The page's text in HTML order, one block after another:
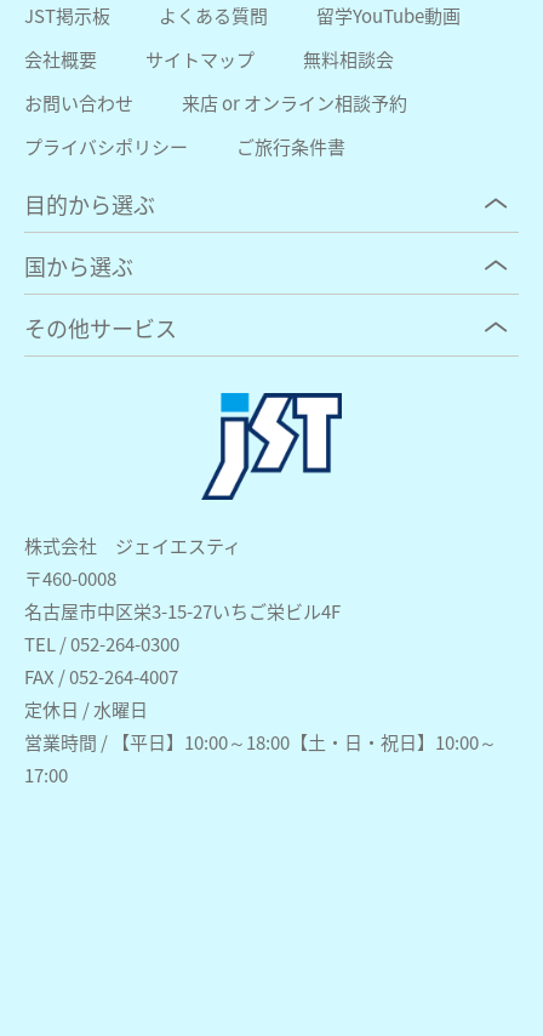
株式会社 ジェイエスティ
〒460-0008
名古屋市中区栄3-15-27いちご栄ビル4F
TEL / 052-264-0300
FAX / 052-264-4007
定休日 / 水曜日
営業時間 / 【平日】10:00～18:00【土・日・祝日】10:00～
17:00
JST掲示板
よくある質問
留学YouTube動画
会社概要
サイトマップ
無料相談会
お問い合わせ
来店 or オンライン相談予約
プライバシポリシー
ご旅行条件書
目的から選ぶ
国から選ぶ
その他サービス